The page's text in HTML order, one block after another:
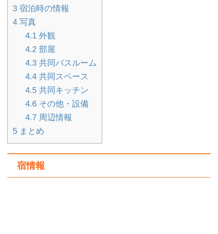
3 宿泊時の情報
4 写真
4.1外観
4.2部屋
4.3共同バスルーム
4.4共同スペース
4.5共同キッチン
4.6その他・設備
4.7周辺情報
5 まとめ
宿情報